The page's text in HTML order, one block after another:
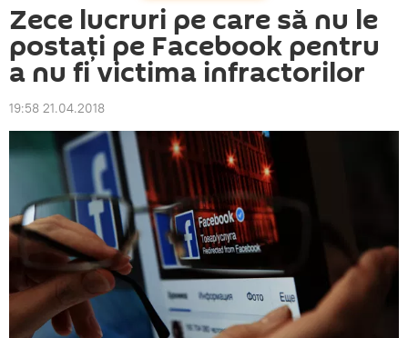
Zece lucruri pe care să nu le
postați pe Facebook pentru
a nu fi victima infractorilor
19:58 21.04.2018